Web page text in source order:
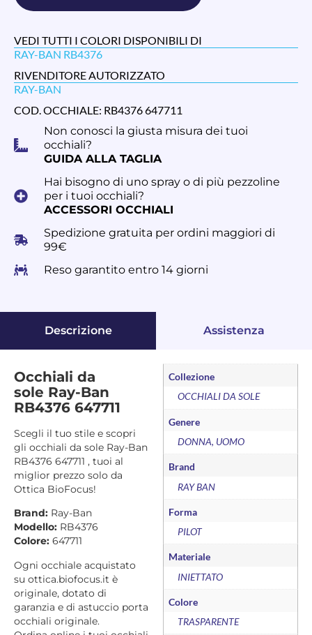
VEDI TUTTI I COLORI DISPONIBILI DI
RAY-BAN RB4376
RIVENDITORE AUTORIZZATO
RAY-BAN
COD. OCCHIALE: RB4376 647711
Non conosci la giusta misura dei tuoi
occhiali?
GUIDA ALLA TAGLIA
Hai bisogno di uno spray o di più pezzoline
per i tuoi occhiali?
ACCESSORI OCCHIALI
Spedizione gratuita per ordini maggiori di
99€
Reso garantito entro 14 giorni
Descrizione Assistenza
Occhiali da
sole Ray-Ban
RB4376 647711
Scegli il tuo stile e scopri
gli occhiali da sole Ray-Ban
RB4376 647711 , tuoi al
miglior prezzo solo da
Ottica BioFocus!
Brand: Ray-Ban
Modello: RB4376
Colore: 647711
Ogni occhiale acquistato
su ottica.biofocus.it è
originale, dotato di
garanzia e di astuccio porta
occhiali originale.
Collezione
OCCHIALI DA SOLE
Genere
DONNA, UOMO
Brand
RAY BAN
Forma
PILOT
Materiale
INIETTATO
Colore
TRASPARENTE